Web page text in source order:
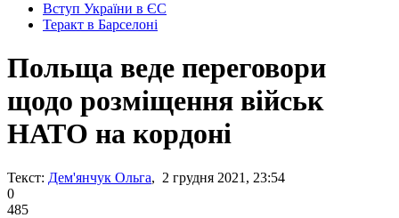
Вступ України в ЄС
Теракт в Барселоні
Польща веде переговори
щодо розміщення військ
НАТО на кордоні
Текст: Дем'янчук Ольга, 2 грудня 2021, 23:54
0
485